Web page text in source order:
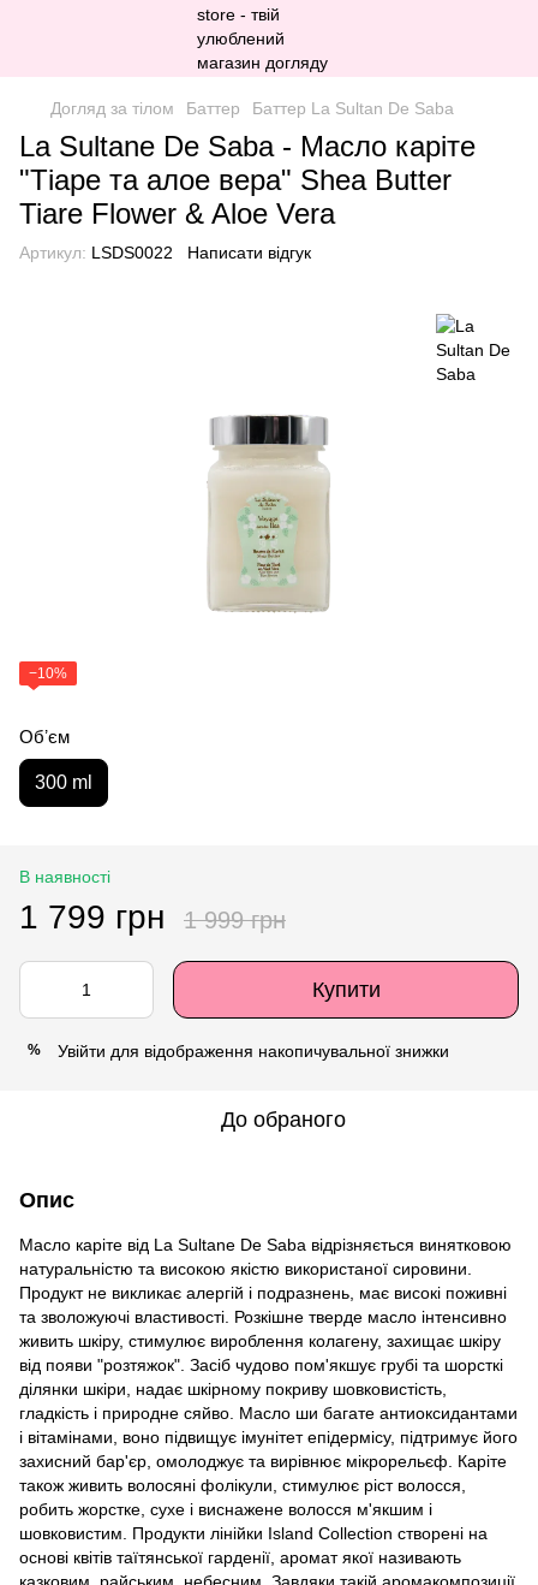
Догляд за тілом Баттер Баттер La Sultan De Saba
La Sultane De Saba - Масло каріте
"Тіаре та алое вера" Shea Butter
Tiare Flower & Aloe Vera
Артикул: LSDS0022 Написати відгук
−10%
Обʼєм
300 ml
В наявності
1 799 грн 1 999 грн
Купити
% Увійти для відображення накопичувальної знижки
До обраного
Опис
Масло каріте від La Sultane De Saba відрізняється винятковою
натуральністю та високою якістю використаної сировини.
Продукт не викликає алергій і подразнень, має високі поживні
та зволожуючі властивості. Розкішне тверде масло інтенсивно
живить шкіру, стимулює вироблення колагену, захищає шкіру
від появи "розтяжок". Засіб чудово пом'якшує грубі та шорсткі
ділянки шкіри, надає шкірному покриву шовковистість,
гладкість і природне сяйво. Масло ши багате антиоксидантами
і вітамінами, воно підвищує імунітет епідермісу, підтримує його
захисний бар'єр, омолоджує та вирівнює мікрорельєф. Каріте
також живить волосяні фолікули, стимулює ріст волосся,
робить жорстке, сухе і виснажене волосся м'якшим і
шовковистим. Продукти лінійки Island Collection створені на
основі квітів таїтянської гарденії, аромат якої називають
казковим, райським, небесним. Завдяки такій аромакомпозиції